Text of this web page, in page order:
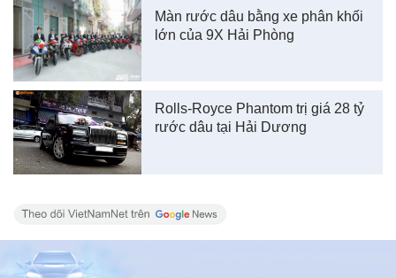
Màn rước dâu bằng xe phân khối
lớn của 9X Hải Phòng
Rolls-Royce Phantom trị giá 28 tỷ
rước dâu tại Hải Dương